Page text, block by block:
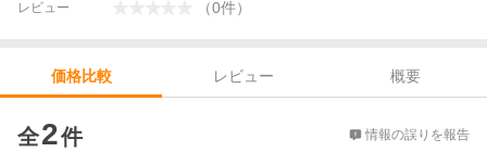
レビュー （0件）
価格比較 レビュー
概要
全2件 情報の誤りを報告